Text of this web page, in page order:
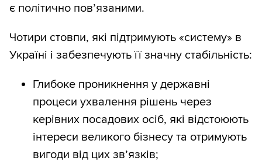
є політично пов’язаними.
Чотири стовпи, які підтримують «систему» в
Україні і забезпечують її значну стабільність:
Глибоке проникнення у державні
процеси ухвалення рішень через
керівних посадових осіб, які відстоюють
інтереси великого бізнесу та отримують
вигоди від цих зв’язків;